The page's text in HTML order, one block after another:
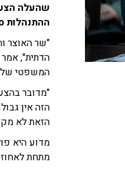
ההתנהלות
"שר האוצר
הדתית",
המשפטי של
"מדובר
הזה אין
הזאת לא
מדוע היא
מתחת